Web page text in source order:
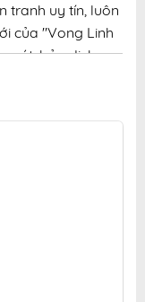
tranh uy tín, luôn
của "Vong Linh
nét, bản dịch
đến trải nghiệm
miễn phí cho